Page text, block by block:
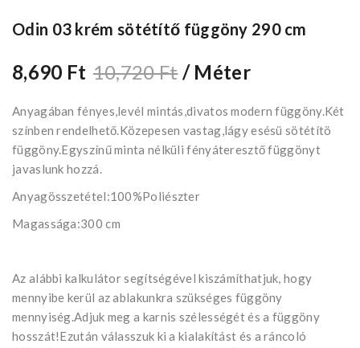
Odin 03 krém sötétítő függöny 290 cm
8,690 Ft 10,720 Ft/ Méter
Anyagában fényes,levél mintás,divatos modern függöny.Két
színben rendelhető.Közepesen vastag,lágy esésü sötétítö
függöny.Egyszínű minta nélküli fényáteresztő függönyt
javaslunk hozzá.
Anyagösszetétel:100%Poliészter
Magassága:300 cm
Az alábbi kalkulátor segítségével kiszámíthatjuk, hogy
mennyibe kerül az ablakunkra szükséges függöny
mennyiség.Adjuk meg a karnis szélességét és a függöny
hosszát!Ezután válasszuk ki a kialakítást és a ráncoló